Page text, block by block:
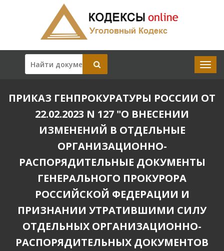
ПРИКАЗ ГЕНПРОКУРАТУРЫ РОССИИ ОТ
22.02.2023 N 127 "О ВНЕСЕНИИ
ИЗМЕНЕНИЙ В ОТДЕЛЬНЫЕ
ОРГАНИЗАЦИОННО-
РАСПОРЯДИТЕЛЬНЫЕ ДОКУМЕНТЫ
ГЕНЕРАЛЬНОГО ПРОКУРОРА
РОССИЙСКОЙ ФЕДЕРАЦИИ И
ПРИЗНАНИИ УТРАТИВШИМИ СИЛУ
ОТДЕЛЬНЫХ ОРГАНИЗАЦИОННО-
РАСПОРЯДИТЕЛЬНЫХ ДОКУМЕНТОВ